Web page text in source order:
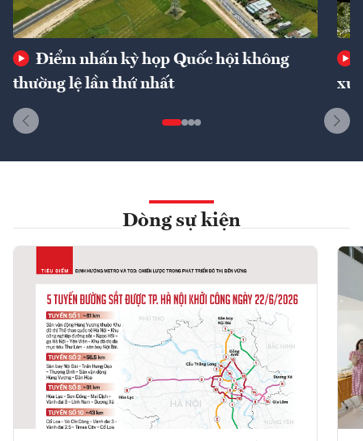
Điểm nhấn kỳ họp Quốc hội không
thường lệ lần thứ nhất
Dòng sự kiện